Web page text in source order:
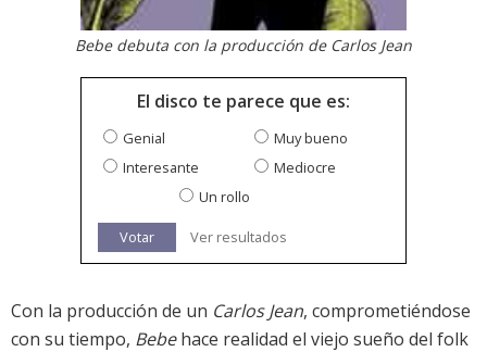
Bebe debuta con la producción de Carlos Jean
El disco te parece que es:
Genial
Muy bueno
Interesante
Mediocre
Un rollo
Votar Ver resultados
Con la producción de un Carlos Jean, comprometiéndose
con su tiempo, Bebehace realidad el viejo sueño del folk